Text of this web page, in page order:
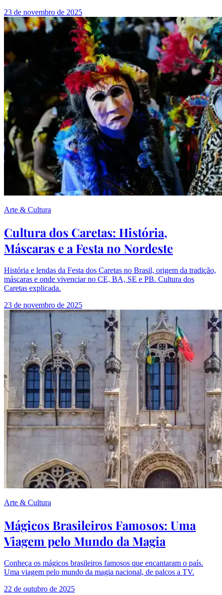
23 de novembro de 2025
Arte & Cultura
Cultura dos Caretas: História,
Máscaras e a Festa no Nordeste
História e lendas da Festa dos Caretas no Brasil, origem da tradição,
máscaras e onde vivenciar no CE, BA, SE e PB. Cultura dos
Caretas explicada.
23 de novembro de 2025
Arte & Cultura
Mágicos Brasileiros Famosos: Uma
Viagem pelo Mundo da Magia
Conheça os mágicos brasileiros famosos que encantaram o país.
Uma viagem pelo mundo da magia nacional, de palcos a TV.
22 de outubro de 2025